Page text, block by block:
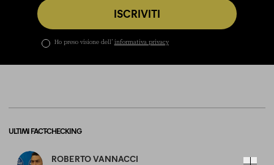
ISCRIVITI
Ho preso visione dell’ informativa privacy
ULTIMI FACT-CHECKING
ROBERTO VANNACCI